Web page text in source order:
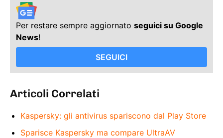
Per restare sempre aggiornato seguici su Google
News!
SEGUICI
Articoli Correlati
Kaspersky: gli antivirus spariscono dal Play Store
Sparisce Kaspersky ma compare UltraAV